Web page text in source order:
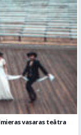
vasaras teātra